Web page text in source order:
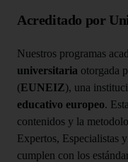
Acreditado por
Nuestros programas
universitaria otorgada
(EUNEIZ), una
educativo europeo.
contenidos y la
Expertos, Especialistas
cumplen con los